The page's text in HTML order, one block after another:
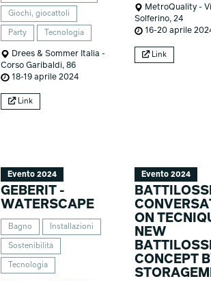
Giochi, giocattoli
Party Tecnologia
Drees & Sommer Italia -
Corso Garibaldi, 86
18-19 aprile 2024
Link
MetroQuality -
Solferino, 24
16-20 aprile
Link
Evento 2024
GEBERIT -
WATERSCAPE
Bagno Installazioni
Sostenibilità
Tecnologia
Evento 2024
ON
NEW
BATTILOSSI
CONCEPT